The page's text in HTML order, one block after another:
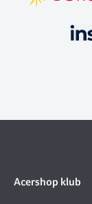
Acershop klub